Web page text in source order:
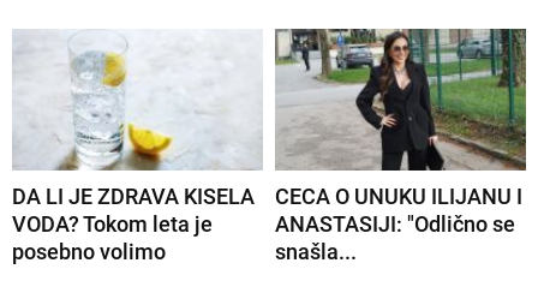
DA LI JE ZDRAVA KISELA
VODA? Tokom leta je
posebno volimo
CECA O UNUKU ILIJANU I
ANASTASIJI: "Odlično se
snašla...